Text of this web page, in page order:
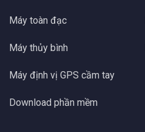
Máy toàn đạc
Máy thủy bình
Máy định vị GPS cầm tay
Download phần mềm